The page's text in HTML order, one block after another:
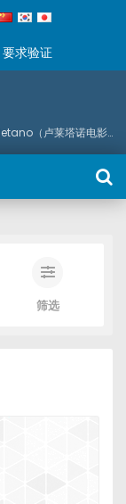
要求验证
AL Mouraria和客人 – 全场音乐会 – Cine Teatro Louletano（卢莱塔诺电影剧院）
筛选